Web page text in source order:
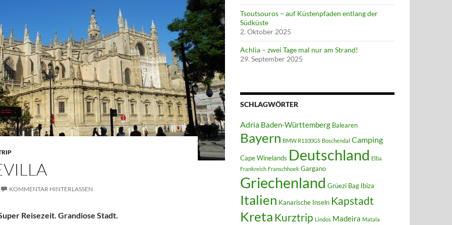
KOMMENTAR HINTERLASSEN
Reisezeit. Grandiose Stadt.
Tsoutsouros – auf Küstenpfaden entlang der
Südküste
2. Oktober 2025
Achlia – zwei Tage mal nur am Strand!
29. September 2025
SCHLAGWÖRTER
Adria Baden-Württemberg Balearen
Bayern BMW R1100GS Boschendal Camping
Cape Winelands Deutschland Elba
Frankreich Franschhoek Gargano
Griechenland Grüezi Bag Ibiza
Italien Kanarische Inseln Kapstadt
Kreta Kurztrip Lindos Madeira Matala